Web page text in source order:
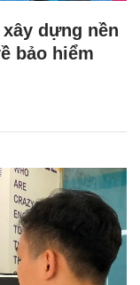
dựng nền
bảo hiểm